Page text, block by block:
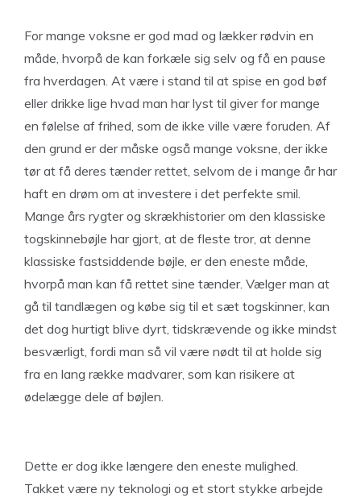
For mange voksne er god mad og lækker rødvin en
måde, hvorpå de kan forkæle sig selv og få en pause
fra hverdagen. At være i stand til at spise en god bøf
eller drikke lige hvad man har lyst til giver for mange
en følelse af frihed, som de ikke ville være foruden. Af
den grund er der måske også mange voksne, der ikke
tør at få deres tænder rettet, selvom de i mange år har
haft en drøm om at investere i det perfekte smil.
Mange års rygter og skrækhistorier om den klassiske
togskinnebøjle har gjort, at de fleste tror, at denne
klassiske fastsiddende bøjle, er den eneste måde,
hvorpå man kan få rettet sine tænder. Vælger man at
gå til tandlægen og købe sig til et sæt togskinner, kan
det dog hurtigt blive dyrt, tidskrævende og ikke mindst
besværligt, fordi man så vil være nødt til at holde sig
fra en lang række madvarer, som kan risikere at
ødelægge dele af bøjlen.
Dette er dog ikke længere den eneste mulighed.
Takket være ny teknologi og et stort stykke arbejde